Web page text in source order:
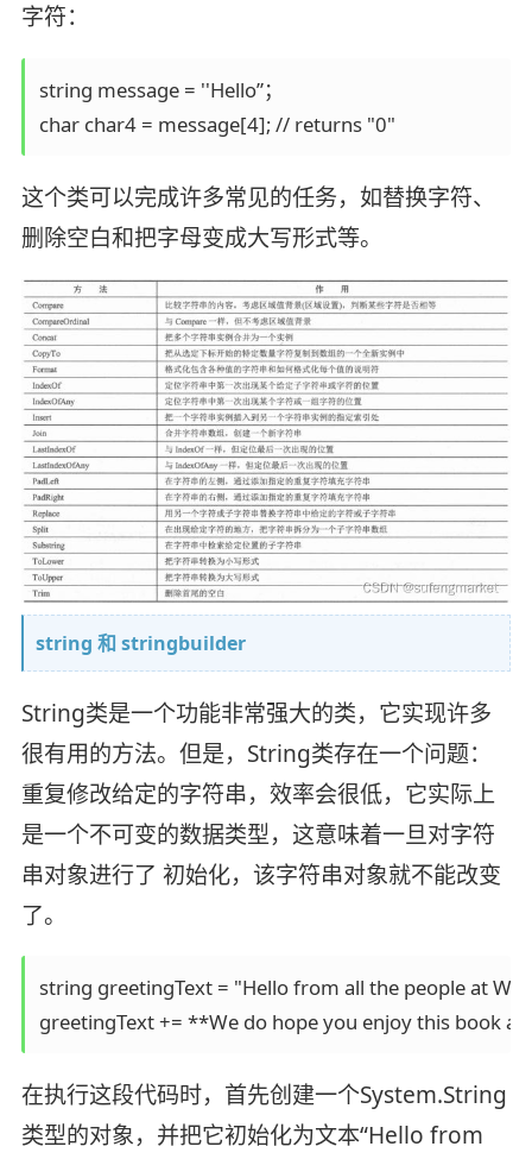
字符：
string message = ''Hello”；
这个类可以完成许多常见的任务，如替换字符、
删除空白和把字母变成大写形式等。
string 和 stringbuilder
String类是一个功能非常强大的类，它实现许多
很有用的方法。但是，String类存在一个问题：
重复修改给定的字符串，效率会很低，它实际上
是一个不可变的数据类型，这意味着一旦对字符
串对象进行了 初始化，该字符串对象就不能改变
了。
string greetingText = "Hello from all the people at
在执行这段代码时，首先创建一个System.String
类型的对象，并把它初始化为文本“Hello from